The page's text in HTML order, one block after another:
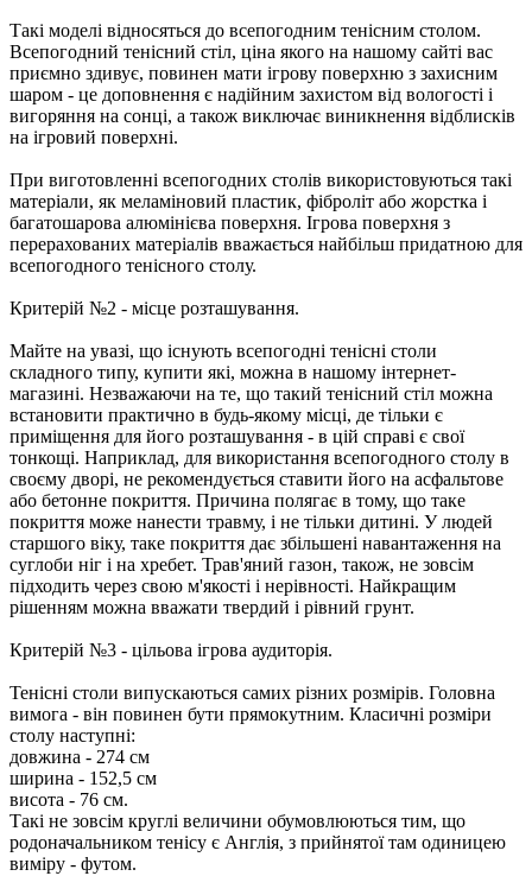
Такі моделі відносяться до всепогодним тенісним столом.
Всепогодний тенісний стіл, ціна якого на нашому сайті вас
приємно здивує, повинен мати ігрову поверхню з захисним
шаром - це доповнення є надійним захистом від вологості і
вигоряння на сонці, а також виключає виникнення відблисків
на ігровий поверхні.
При виготовленні всепогодних столів використовуються такі
матеріали, як меламіновий пластик, фіброліт або жорстка і
багатошарова алюмінієва поверхня. Ігрова поверхня з
перерахованих матеріалів вважається найбільш придатною для
всепогодного тенісного столу.
Критерій №2 - місце розташування.
Майте на увазі, що існують всепогодні тенісні столи
складного типу, купити які, можна в нашому інтернет-
магазині. Незважаючи на те, що такий тенісний стіл можна
встановити практично в будь-якому місці, де тільки є
приміщення для його розташування - в цій справі є свої
тонкощі. Наприклад, для використання всепогодного столу в
своєму дворі, не рекомендується ставити його на асфальтове
або бетонне покриття. Причина полягає в тому, що таке
покриття може нанести травму, і не тільки дитині. У людей
старшого віку, таке покриття дає збільшені навантаження на
суглоби ніг і на хребет. Трав'яний газон, також, не зовсім
підходить через свою м'якості і нерівності. Найкращим
рішенням можна вважати твердий і рівний грунт.
Критерій №3 - цільова ігрова аудиторія.
Тенісні столи випускаються самих різних розмірів. Головна
вимога - він повинен бути прямокутним. Класичні розміри
столу наступні:
довжина - 274 см
ширина - 152,5 см
висота - 76 см.
Такі не зовсім круглі величини обумовлюються тим, що
родоначальником тенісу є Англія, з прийнятої там одиницею
виміру - футом.